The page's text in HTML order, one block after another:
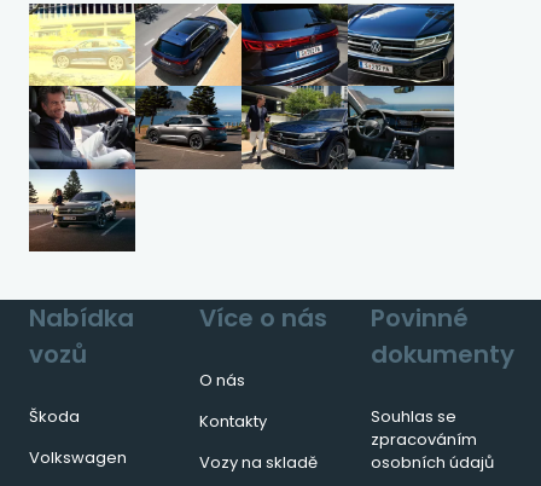
Nabídka
vozů
Škoda
Volkswagen
Více o nás
O nás
Kontakty
Vozy na skladě
Povinné
dokumenty
Souhlas se
zpracováním
osobních údajů